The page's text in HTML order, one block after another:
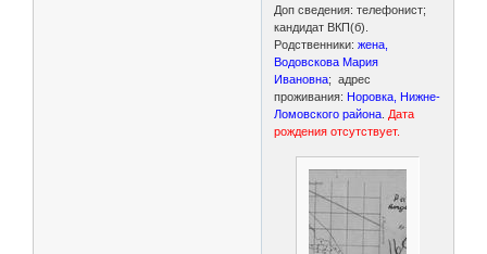
Доп сведения: телефонист;
кандидат ВКП(б).
Родственники:жена,
Водовскова Мария
Ивановна; адрес
проживания: Норовка, Нижне-
Ломовского района Дата
рождения отсутствует.